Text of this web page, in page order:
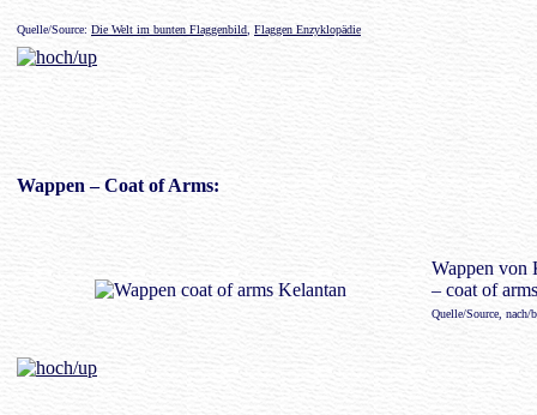
Quelle/Source: Die Welt im bunten Flaggenbild Flaggen Enzyklopädie
Wappen – Coat of Arms:
Wappen von
– coat of
Quelle/Source,